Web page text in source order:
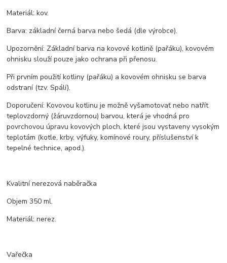
Materiál: kov.
Barva: základní černá barva nebo šedá (dle výrobce).
Upozornění: Základní barva na kovové kotlině (pařáku), kovovém
ohnisku slouží pouze jako ochrana při přenosu.
Při prvním použití kotliny (pařáku) a kovovém ohnisku se barva
odstraní (tzv. Spálí).
Doporučení: Kovovou kotlinu je možně vyšamotovať nebo natřít
teplovzdorný (žáruvzdornou) barvou, která je vhodná pro
povrchovou úpravu kovových ploch, které jsou vystaveny vysokým
teplotám (kotle, krby, výfuky, komínové roury, příslušenství k
tepelné technice, apod.).
Kvalitní nerezová naběračka
Objem 350 ml.
Materiál: nerez.
Vařečka